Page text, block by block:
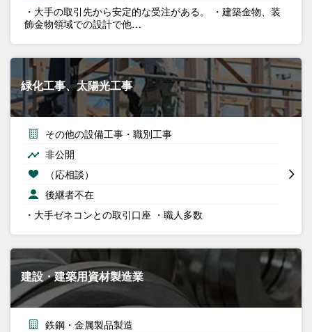
・大手の取引先から安定的な受注がある。 ・建築金物、装
飾金物領域での設計で他…
緑化工事、太陽光工事
その他の設備工事・職別工事
非公開
（応相談）
後継者不在
・大手ゼネコンとの取引口座 ・職人多数
建設・建築用資材製造業
鉄鋼・金属製品製造